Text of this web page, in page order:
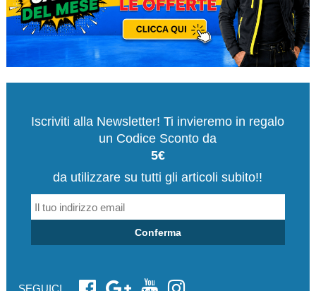
Iscriviti alla Newsletter! Ti invieremo in regalo
un Codice Sconto da
5€
da utilizzare su tutti gli articoli subito!!
Conferma
SEGUICI